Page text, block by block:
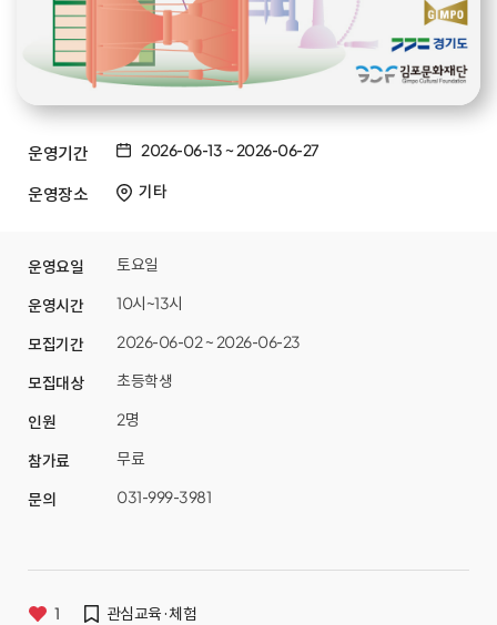
운영기간 2026-06-13~2026-06-27
운영장소 기타
운영요일 토요일
운영시간 10시~13시
모집기간 2026-06-02 ~ 2026-06-23
모집대상 초등학생
인원 2명
참가료 무료
문의 031-999-3981
1 관심교육·체험